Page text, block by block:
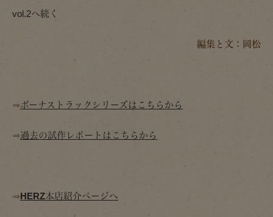
vol.2へ続く
編集と文：岡松
⇒ボーナストラックシリーズはこちらから
⇒過去の試作レポートはこちらから
⇒HERZ本店紹介ページへ